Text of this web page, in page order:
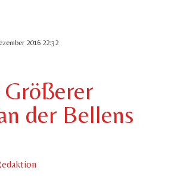
2016 22:32
Größerer
der Bellens